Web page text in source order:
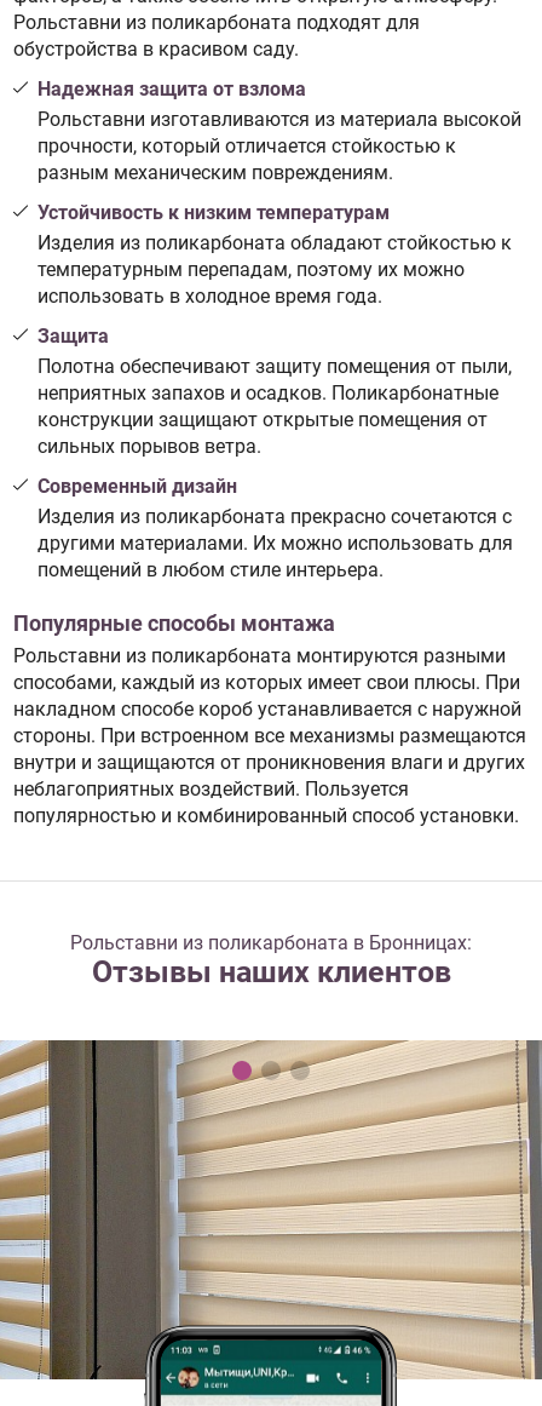
Рольставни из поликарбоната подходят для
обустройства в красивом саду.
Надежная защита от взлома
Рольставни изготавливаются из материала высокой
прочности, который отличается стойкостью к
разным механическим повреждениям.
Устойчивость к низким температурам
Изделия из поликарбоната обладают стойкостью к
температурным перепадам, поэтому их можно
использовать в холодное время года.
Защита
Полотна обеспечивают защиту помещения от пыли,
неприятных запахов и осадков. Поликарбонатные
конструкции защищают открытые помещения от
сильных порывов ветра.
Современный дизайн
Изделия из поликарбоната прекрасно сочетаются с
другими материалами. Их можно использовать для
помещений в любом стиле интерьера.
Популярные способы монтажа
Рольставни из поликарбоната монтируются разными
способами, каждый из которых имеет свои плюсы. При
накладном способе короб устанавливается с наружной
стороны. При встроенном все механизмы размещаются
внутри и защищаются от проникновения влаги и других
неблагоприятных воздействий. Пользуется
популярностью и комбинированный способ установки.
Рольставни из поликарбоната в Бронницах:
Отзывы наших клиентов